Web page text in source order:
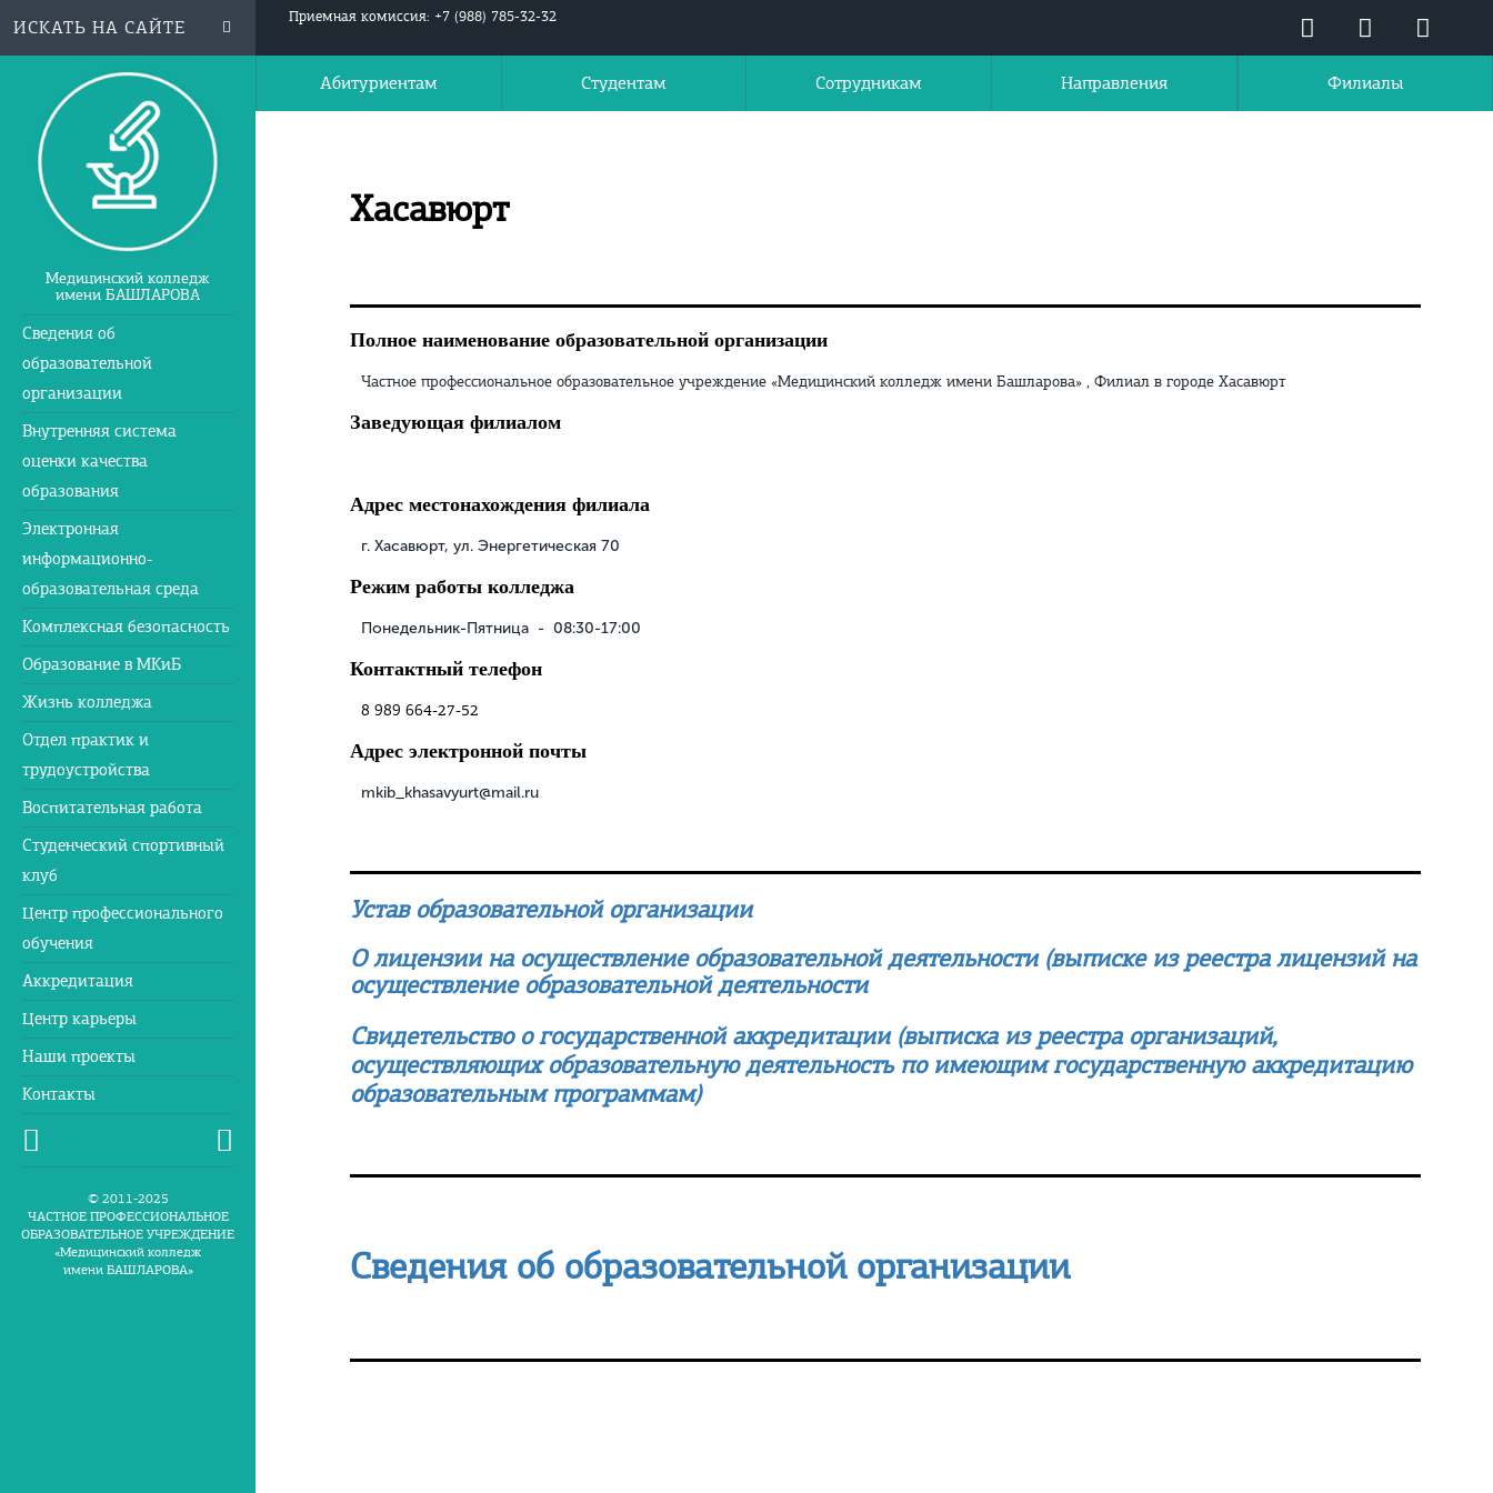
Медицинский колледж
имени БАШЛАРОВА
Сведения об
образовательной
организации
Внутренняя система
оценки качества
образования
Электронная
информационно-
образовательная среда
Комплексная безопасность
Образование в МКиБ
Жизнь колледжа
Отдел практик и
трудоустройства
Воспитательная работа
Студенческий спортивный
клуб
Центр профессионального
обучения
Аккредитация
Центр карьеры
Наши проекты
Контакты
© 2011-2025
ЧАСТНОЕ ПРОФЕССИОНАЛЬНОЕ
ОБРАЗОВАТЕЛЬНОЕ УЧРЕЖДЕНИЕ
«Медицинский колледж
имени БАШЛАРОВА»
Приемная комиссия: +7 (988) 785-32-32
Абитуриентам Студентам Сотрудникам Направления Филиалы
Хасавюрт
Полное наименование образовательной организации
Частное профессиональное образовательное учреждение «Медицинский колледж имени Башларова» , Филиал в городе Хасавюрт
Заведующая филиалом
Адрес местонахождения филиала
г. Хасавюрт, ул. Энергетическая 70
Режим работы колледжа
Понедельник-Пятница - 08:30-17:00
Контактный телефон
8 989 664-27-52
Адрес электронной почты
mkib_khasavyurt@mail.ru
Устав образовательной организации
О лицензии на осуществление образовательной деятельности (выписке из реестра лицензий на
осуществление образовательной деятельности
Свидетельство о государственной аккредитации (выписка из реестра организаций,
осуществляющих образовательную деятельность по имеющим государственную аккредитацию
образовательным программам)
Сведения об образовательной организации